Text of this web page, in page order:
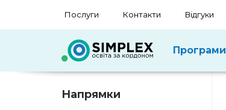
Послуги Контакти Відгуки
Програми
Напрямки